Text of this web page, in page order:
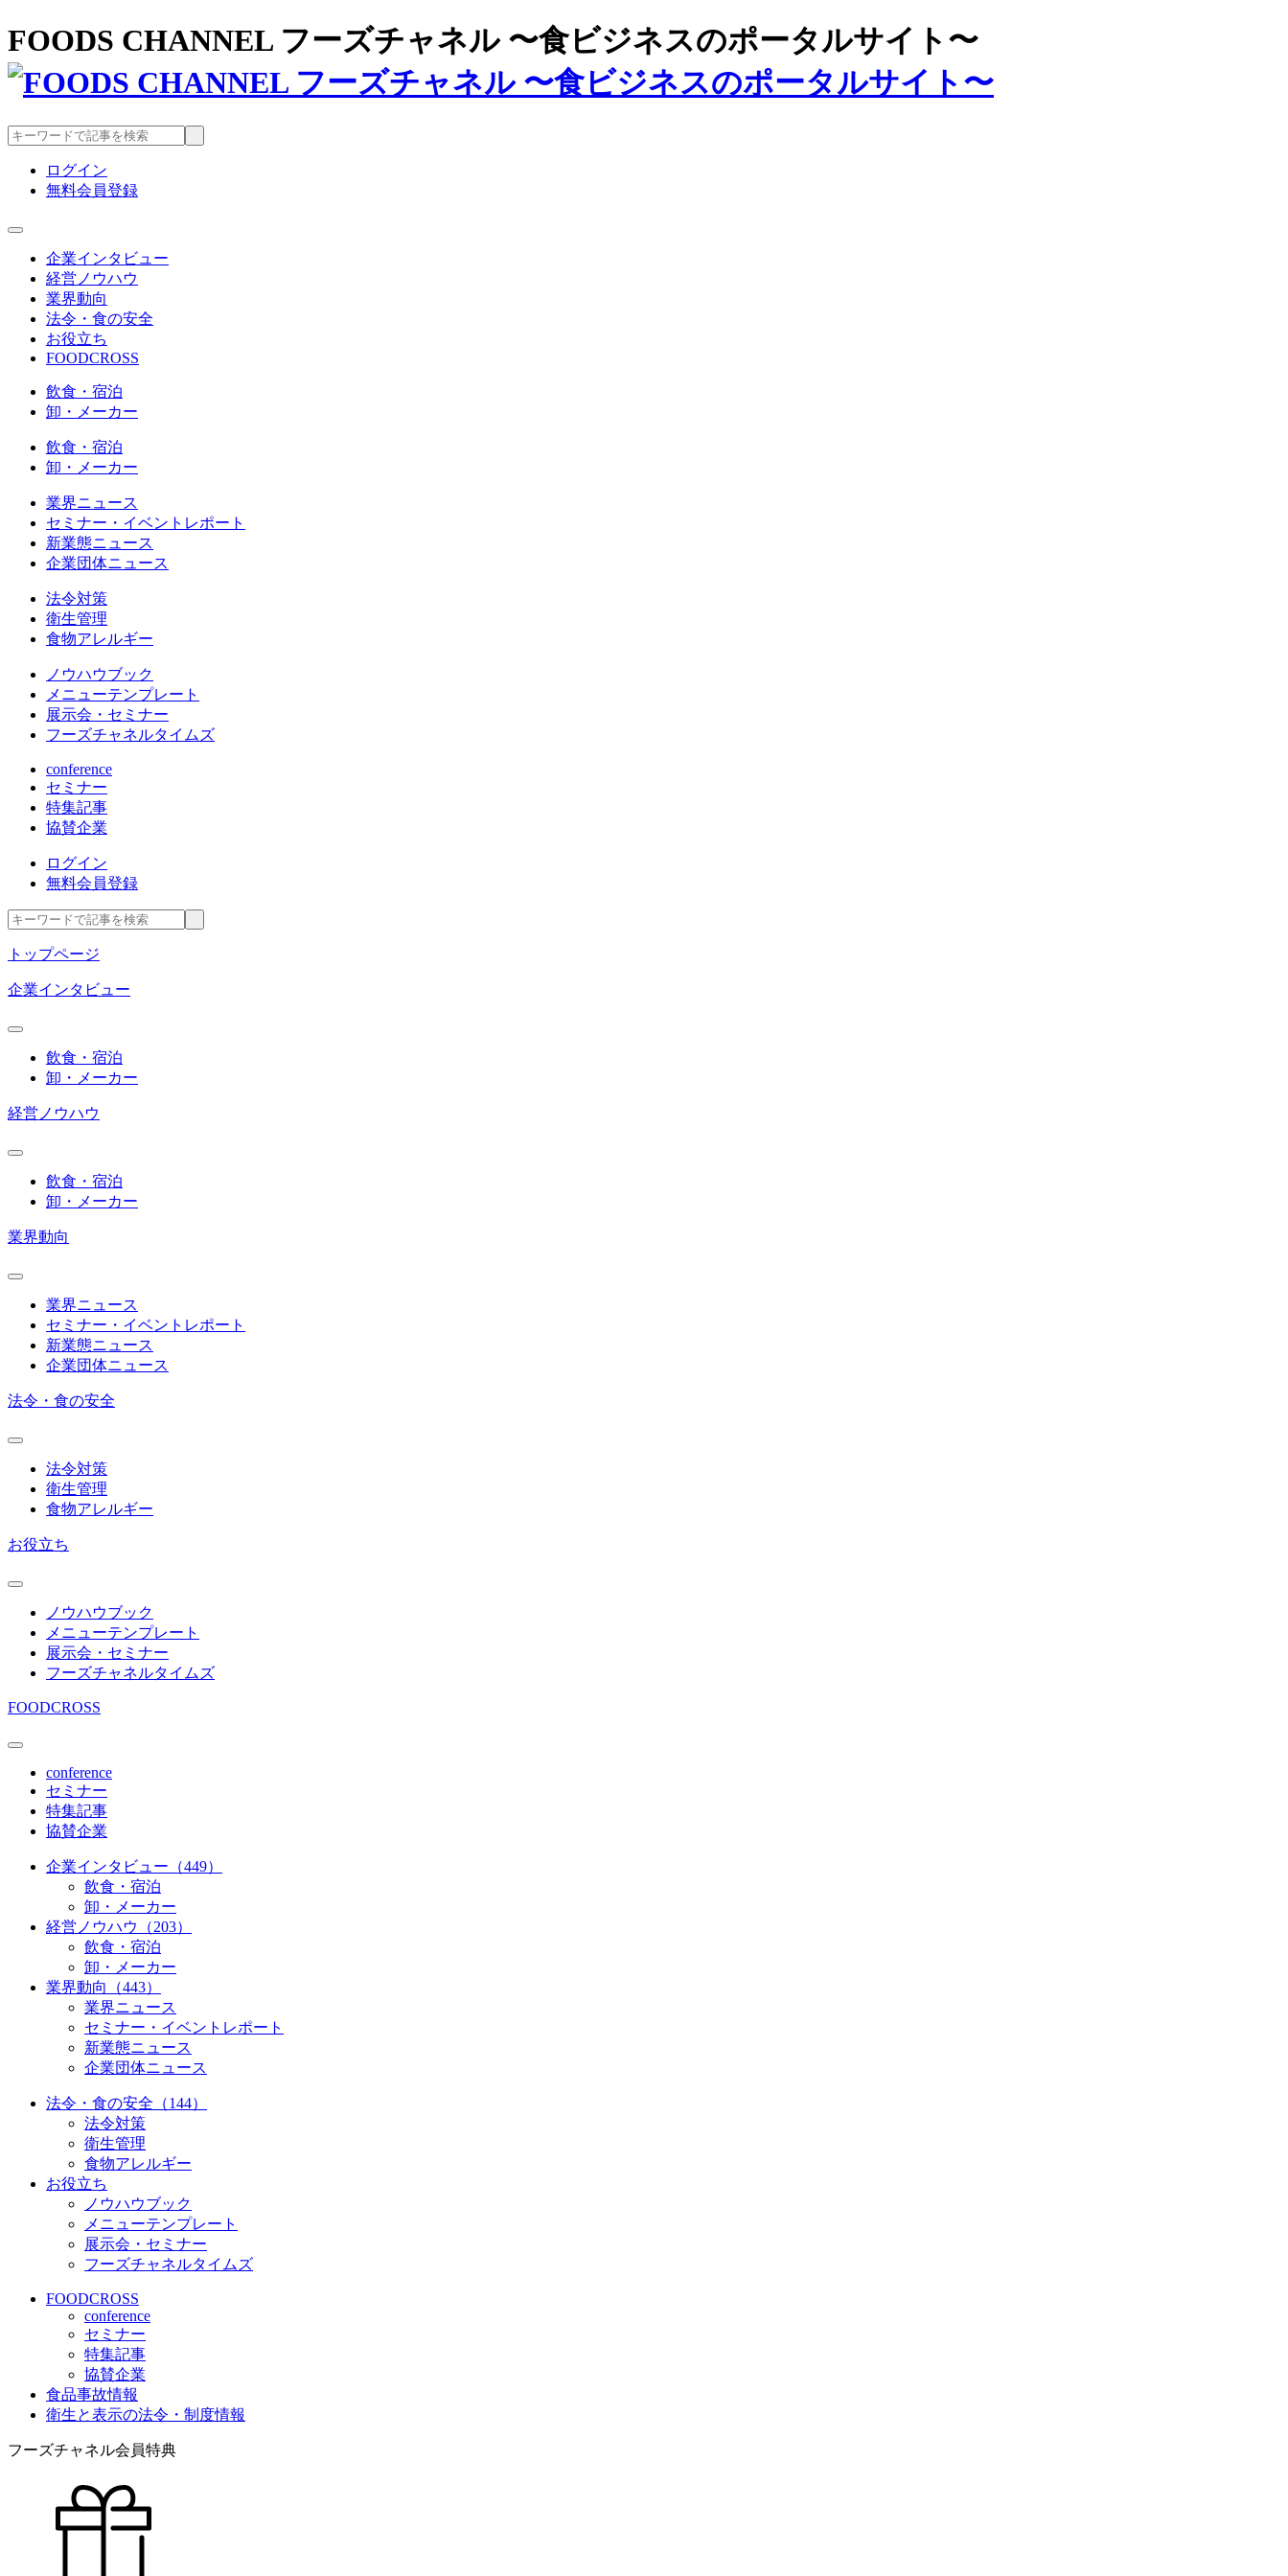
FOODS CHANNEL フーズチャネル 〜食ビジネスのポータルサイト〜
ログイン
無料会員登録
企業インタビュー
経営ノウハウ
業界動向
法令・食の安全
お役立ち
FOODCROSS
飲食・宿泊
卸・メーカー
飲食・宿泊
卸・メーカー
業界ニュース
セミナー・イベントレポート
新業態ニュース
企業団体ニュース
法令対策
衛生管理
食物アレルギー
ノウハウブック
メニューテンプレート
展示会・セミナー
フーズチャネルタイムズ
conference
セミナー
特集記事
協賛企業
ログイン
無料会員登録
トップページ
企業インタビュー
飲食・宿泊
卸・メーカー
経営ノウハウ
飲食・宿泊
卸・メーカー
業界動向
業界ニュース
セミナー・イベントレポート
新業態ニュース
企業団体ニュース
法令・食の安全
法令対策
衛生管理
食物アレルギー
お役立ち
ノウハウブック
メニューテンプレート
展示会・セミナー
フーズチャネルタイムズ
FOODCROSS
conference
セミナー
特集記事
協賛企業
企業インタビュー（449）
飲食・宿泊
卸・メーカー
経営ノウハウ（203）
飲食・宿泊
卸・メーカー
業界動向（443）
業界ニュース
セミナー・イベントレポート
新業態ニュース
企業団体ニュース
法令・食の安全（144）
法令対策
衛生管理
食物アレルギー
お役立ち
ノウハウブック
メニューテンプレート
展示会・セミナー
フーズチャネルタイムズ
FOODCROSS
conference
セミナー
特集記事
協賛企業
食品事故情報
衛生と表示の法令・制度情報
フーズチャネル会員特典